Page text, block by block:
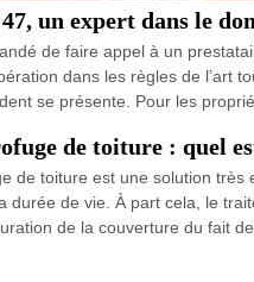
un expert dans le
de faire appel à un
dans les règles de l’art
se présente. Pour les
de toiture : quel
de toiture est une solution
durée de vie. À part cela, le
de la couverture du fait